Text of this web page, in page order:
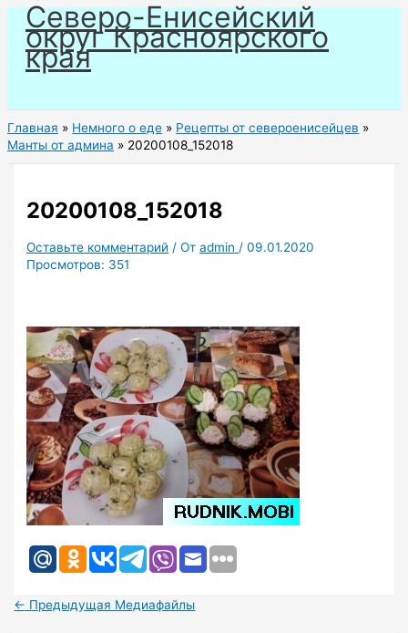
Перейти
содержимому
Северо-Енисейский
округ Красноярского
края
Главная Немного о еде
Рецепты от североенисейцев
Манты от админа
20200108_152018
20200108_152018
Оставьте комментарий / Отadmin /09.01.2020
Просмотров: 351
← Предыдущая Медиафайлы